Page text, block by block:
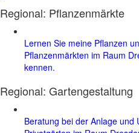
Regional: Pflanzenmärkte
Lernen Sie meine Pflanzen
Pflanzenmärkten im Raum
kennen.
Regional: Gartengestaltung
Beratung bei der Anlage und